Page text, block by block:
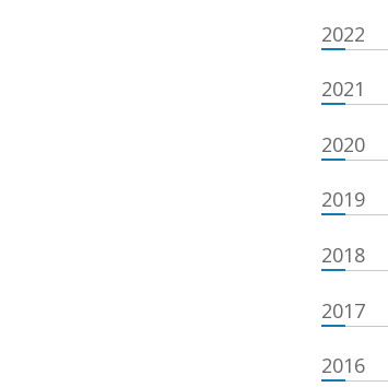
2022
2021
2020
2019
2018
2017
2016